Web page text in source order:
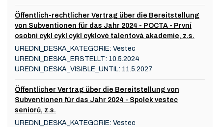
Öffentlich-rechtlicher Vertrag über die Bereitstellung
von Subventionen für das Jahr 2024 - POCTA - První
osobní cykl cykl cykl cyklové talentová akademie, z.s.
UREDNI_DESKA_KATEGORIE: Vestec
UREDNI_DESKA_ERSTELLT: 10.5.2024
UREDNI_DESKA_VISIBLE_UNTIL: 11.5.2027
Öffentlicher Vertrag über die Bereitstellung von
Subventionen für das Jahr 2024 - Spolek vestec
seniorů, z.s.
UREDNI_DESKA_KATEGORIE: Vestec